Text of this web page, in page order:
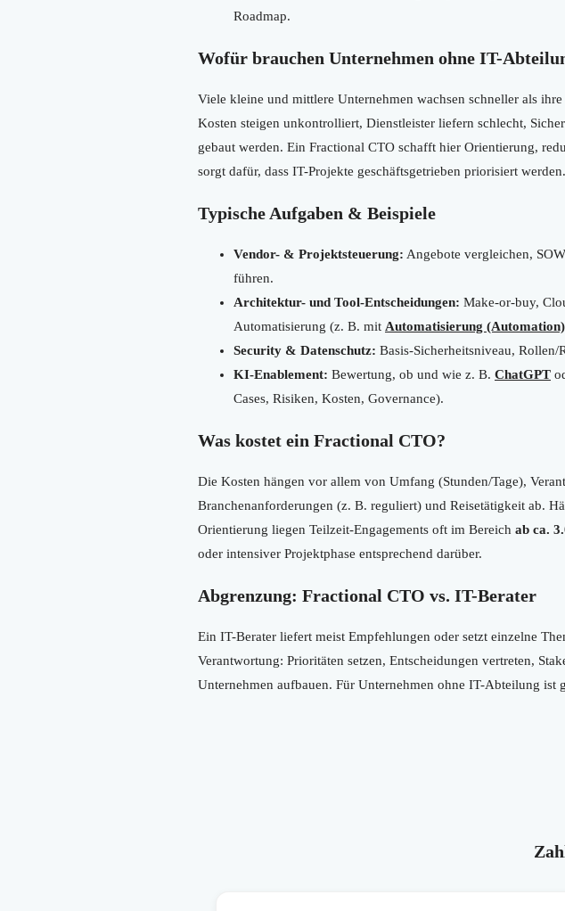
Roadmap.
Wofür brauchen Unternehmen ohne IT-
Viele kleine und mittlere Unternehmen wachsen schneller als
Kosten steigen unkontrolliert, Dienstleister liefern schlecht,
gebaut werden. Ein Fractional CTO schafft hier Orientierung,
sorgt dafür, dass IT-Projekte geschäftsgetrieben priorisiert werden.
Typische Aufgaben & Beispiele
Vendor- & Projektsteuerung: Angebote vergleichen,
führen.
Architektur- und Tool-Entscheidungen: Make-or-buy,
Automatisierung (z. B. mit Automatisierung (Automation)
Security & Datenschutz: Basis-Sicherheitsniveau,
KI-Enablement: Bewertung, ob und wie z. B. ChatGPT
Cases, Risiken, Kosten, Governance).
Was kostet ein Fractional CTO?
Die Kosten hängen vor allem von Umfang (Stunden/Tage),
Branchenanforderungen (z. B. reguliert) und Reisetätigkeit ab.
Orientierung liegen Teilzeit-Engagements oft im Bereich ab ca.
oder intensiver Projektphase entsprechend darüber.
Abgrenzung: Fractional CTO vs. IT-Berater
Ein IT-Berater liefert meist Empfehlungen oder setzt einzelne
Verantwortung: Prioritäten setzen, Entscheidungen vertreten,
Unternehmen aufbauen. Für Unternehmen ohne IT-Abteilung ist